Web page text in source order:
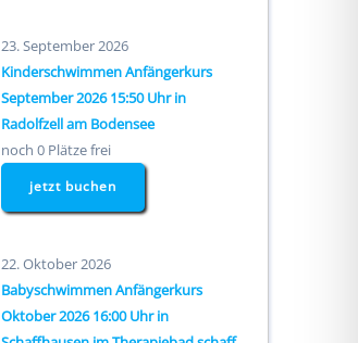
23. September 2026
Kinderschwimmen Anfängerkurs
September 2026 15:50 Uhr in
Radolfzell am Bodensee
noch 0 Plätze frei
jetzt buchen
22. Oktober 2026
Babyschwimmen Anfängerkurs
Oktober 2026 16:00 Uhr in